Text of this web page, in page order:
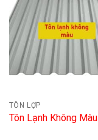
TÔN LỢP
Tôn Lạnh Không Màu